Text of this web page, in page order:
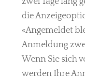
die
«Angemeldet
Anmeldung
Wenn Sie sich
werden Ihre